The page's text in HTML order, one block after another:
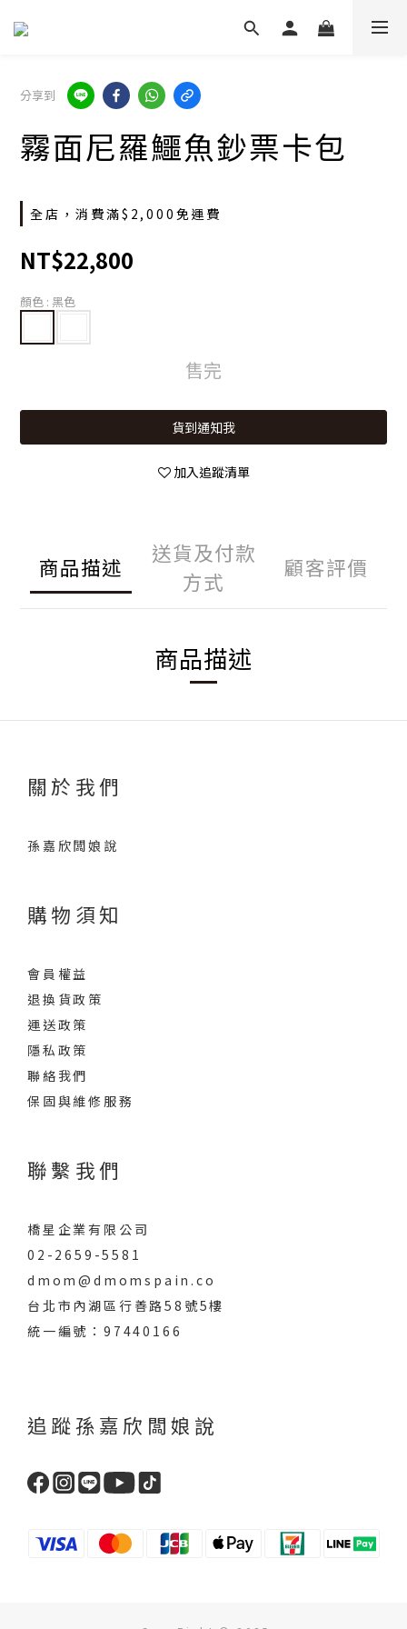
分享到
霧面尼羅鱷魚鈔票卡包
全店，消費滿$2,000免運費
NT$22,800
顏色 : 黑色
售完
貨到通知我
加入追蹤清單
商品描述
送貨及付款
方式
顧客評價
商品描述
關於我們
孫嘉欣闆娘說
購物須知
會員權益
退換貨政策
運送政策
隱私政策
聯絡我們
保固與維修服務
聯繫我們
橋星企業有限公司
02-2659-5581
dmom@dmomspain.co
台北市內湖區行善路58號5樓
統一編號：97440166
追蹤孫嘉欣闆娘說